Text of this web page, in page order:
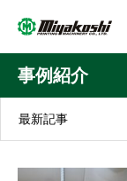
事例紹介
最新記事